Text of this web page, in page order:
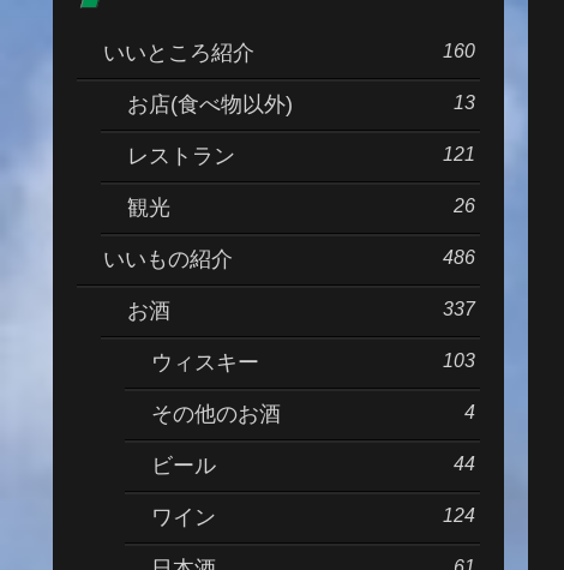
いいところ紹介 160
お店(食べ物以外) 13
レストラン 121
観光 26
いいもの紹介 486
お酒 337
ウィスキー 103
その他のお酒 4
ビール 44
ワイン 124